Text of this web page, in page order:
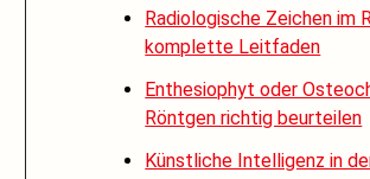
Radiologische Zeichen im
komplette Leitfaden
Enthesiophyt oder
Röntgen richtig beurteilen
Künstliche Intelligenz in